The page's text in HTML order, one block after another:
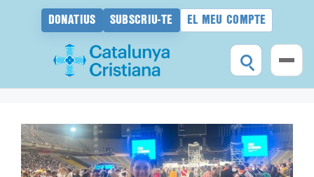
DONATIUS SUBSCRIU-TE EL MEU COMPTE
contingut